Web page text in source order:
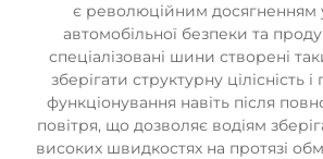
є революційним досягненням у
автомобільної безпеки та
спеціалізовані шини створені
зберігати структурну цілісність
функціонування навіть після
повітря, що дозволяє водіям
високих швидкостях на протязі